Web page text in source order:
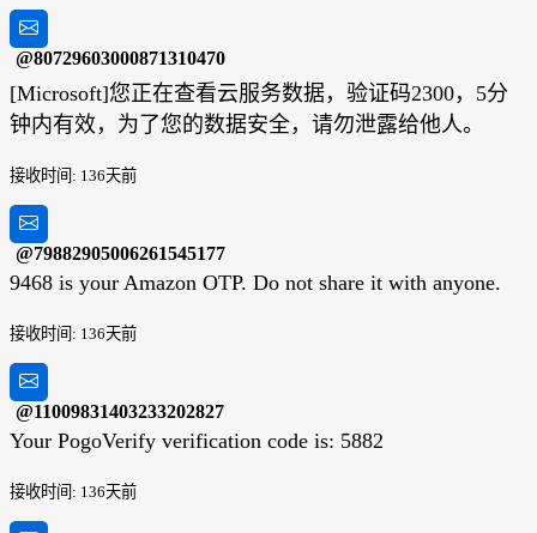
@80729603000871310470
[Microsoft]您正在查看云服务数据，验证码2300，5分
钟内有效，为了您的数据安全，请勿泄露给他人。
接收时间: 136天前
@79882905006261545177
9468 is your Amazon OTP. Do not share it with anyone.
接收时间: 136天前
@11009831403233202827
Your PogoVerify verification code is: 5882
接收时间: 136天前